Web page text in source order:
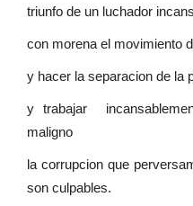
triunfo de un luchador
con morena el movimiento
y hacer la separacion de la
y trabajar
maligno
la corrupcion que
son culpables.